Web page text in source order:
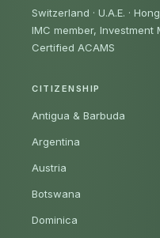
Switzerland · U.A.E. ·
IMC member,
Certified ACAMS
CITIZENSHIP
Antigua & Barbuda
Argentina
Austria
Botswana
Dominica